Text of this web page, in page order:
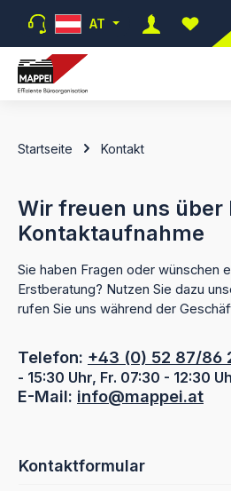
Zum Hauptinhalt springen
AT
Du
Startseite Kontakt
Wir freuen uns über
Kontaktaufnahme
Sie haben Fragen oder wünschen
Erstberatung? Nutzen Sie dazu
rufen Sie uns während der
Telefon: +43 (0) 52 87/86
- 15:30 Uhr, Fr. 07:30 - 12:30
E-Mail: info@mappei.at
Kontaktformular